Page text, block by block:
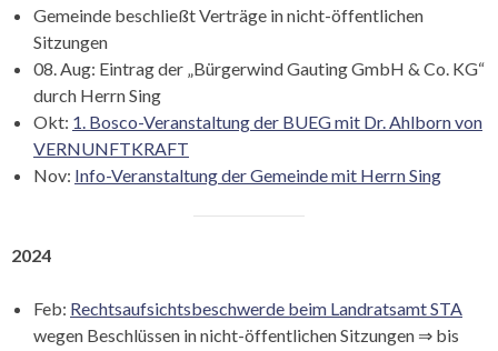
Gemeinde beschließt Verträge in nicht-öffentlichen
Sitzungen
08. Aug: Eintrag der „Bürgerwind Gauting GmbH & Co. KG“
durch Herrn Sing
Okt: 1. Bosco-Veranstaltung der BUEG mit Dr. Ahlborn von
VERNUNFTKRAFT
Nov: Info-Veranstaltung der Gemeinde mit Herrn Sing
2024
Feb: Rechtsaufsichtsbeschwerde beim Landratsamt STA
wegen Beschlüssen in nicht-öffentlichen Sitzungen ⇒ bis